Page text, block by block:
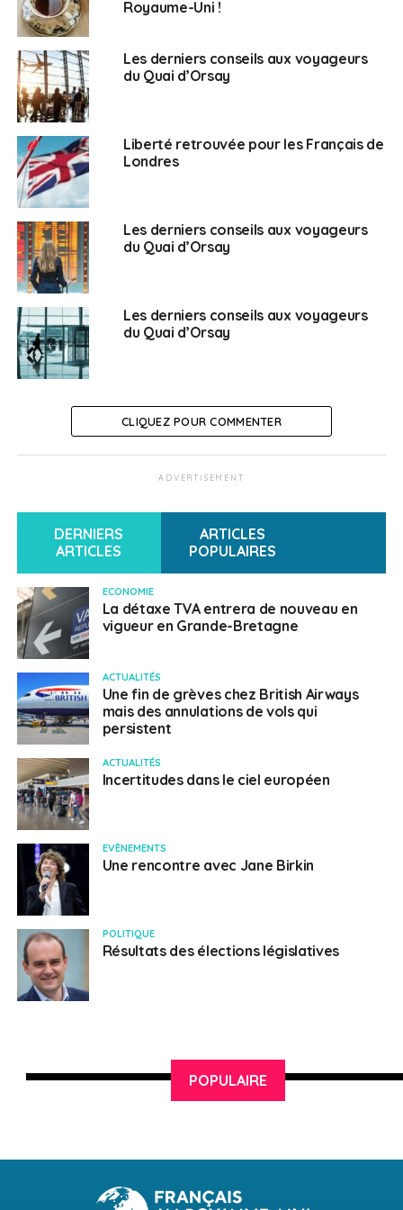
ainsi que sur le lieu dans lequel la période de
quarantaine sera effectuée « passenger locator form »
à compléter
en ligne.
Le Royaume-Uni a réparti les pays étrangers sur 3
listes, qui seront régulièrement actualisées : rouge
(circulation active du virus), ambre (intermédiaire) et
verte (faible). La France est actuellement placée sur la
liste ambre.
Plus d’informations sur les conditions d’entrée et de
sortie du Royaume-Uni et les mesures sanitaires en
vigueur sur le territoire
Contact utile :
Ambassade de France au Royaume-Uni
Voir le point complet sur Français à l’étranger :
SUJETS ASSOCIÉS: CORONAVIRUS COVID-19
ROYAUME-UNI
VIGILANCE
Français au Royaume-Uni
Royaume-Uni !
Les derniers conseils aux voyageurs
du Quai d’Orsay
Liberté retrouvée pour les Français de
Londres
Les derniers conseils aux voyageurs
du Quai d’Orsay
Les derniers conseils aux voyageurs
du Quai d’Orsay
CLIQUEZ POUR COMMENTER
ADVERTISEMENT
DERNIERS
ARTICLES
ARTICLES
POPULAIRES
ECONOMIE
La détaxe TVA entrera de nouveau en
vigueur en Grande-Bretagne
ACTUALITÉS
Une fin de grèves chez British Airways
mais des annulations de vols qui
persistent
ACTUALITÉS
Incertitudes dans le ciel européen
EVÈNEMENTS
Une rencontre avec Jane Birkin
POLITIQUE
Résultats des élections législatives
POPULAIRE